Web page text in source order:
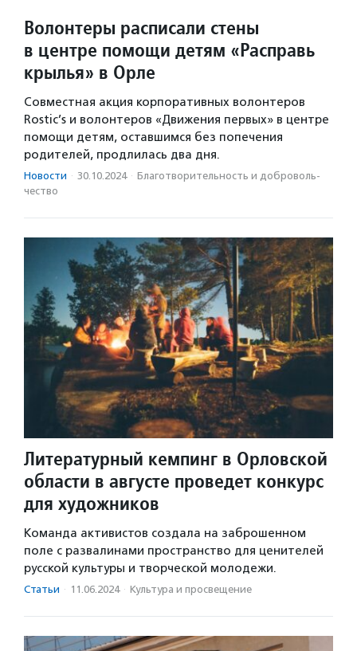
Волонтеры расписали стены
в центре помощи детям «Расправь
крылья» в Орле
Совместная акция корпоративных волонтеров
Rostic’s и волонтеров «Движения первых» в центре
помощи детям, оставшимся без попечения
родителей, продлилась два дня.
Новости · 30.10.2024 · Благотвори­тель­ность и доброволь­
чест­во
Литературный кемпинг в Орловской
области в августе проведет конкурс
для художников
Команда активистов создала на заброшенном
поле с развалинами пространство для ценителей
русской культуры и творческой молодежи.
Статьи · 11.06.2024 · Культура и просвещение